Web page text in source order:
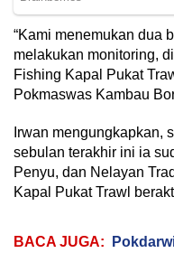
“Kami menemukan dua
melakukan monitoring,
Fishing Kapal Pukat
Pokmaswas Kambau
Irwan mengungkapkan,
sebulan terakhir ini ia
Penyu, dan Nelayan
Kapal Pukat Trawl
BACA JUGA: